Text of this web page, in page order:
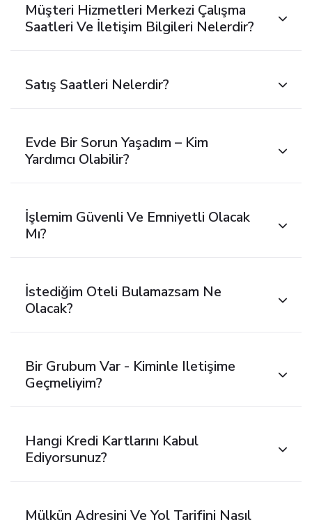
Müşteri Hizmetleri Merkezi Çalışma
Saatleri Ve İletişim Bilgileri Nelerdir?
Satış Saatleri Nelerdir?
Evde Bir Sorun Yaşadım – Kim
Yardımcı Olabilir?
İşlemim Güvenli Ve Emniyetli Olacak
Mı?
İstediğim Oteli Bulamazsam Ne
Olacak?
Bir Grubum Var - Kiminle Iletişime
Geçmeliyim?
Hangi Kredi Kartlarını Kabul
Ediyorsunuz?
Mülkün Adresini Ve Yol Tarifini Nasıl